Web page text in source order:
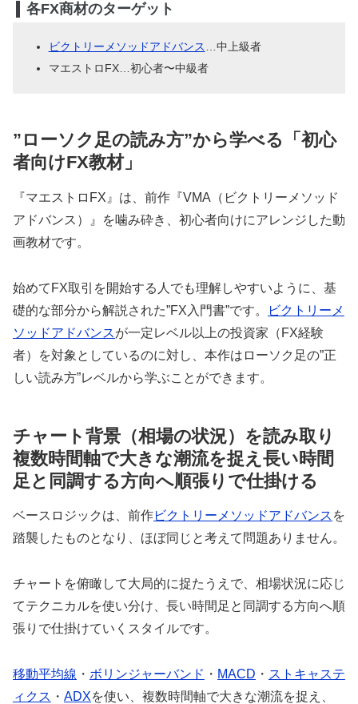
各FX商材のターゲット
ビクトリーメソッドアドバンス …中上級者
マエストロFX…初心者〜中級者
”ローソク足の読み方”から学べる「初心
者向けFX教材」
『マエストロFX』は、前作『VMA（ビクトリーメソッド
アドバンス）』を噛み砕き、初心者向けにアレンジした動
画教材です。
始めてFX取引を開始する人でも理解しやすいように、基
礎的な部分から解説された”FX入門書”です。
ビクトリーメ
ソッドアドバンスが一定レベル以上の投資家（FX経験
者）を対象としているのに対し、本作はローソク足の”正
しい読み方”レベルから学ぶことができます。
チャート背景（相場の状況）を読み取り
複数時間軸で大きな潮流を捉え長い時間
足と同調する方向へ順張りで仕掛ける
ベースロジックは、前作ビクトリーメソッドアドバンス を
踏襲したものとなり、ほぼ同じと考えて問題ありません。
チャートを俯瞰して大局的に捉たうえで、相場状況に応じ
てテクニカルを使い分け、長い時間足と同調する方向へ順
張りで仕掛けていくスタイルです。
移動平均線 ・ ボリンジャーバンド ・ MACD ・ ストキャステ
ィクス ・ ADXを使い、複数時間軸で大きな潮流を捉え、